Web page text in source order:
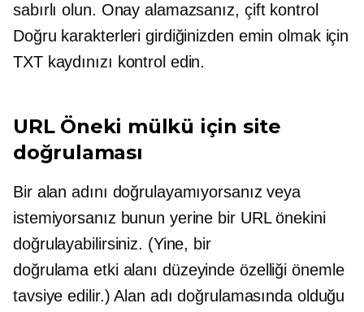
sabırlı olun. Onay alamazsanız, çift ​​kontrol
Doğru karakterleri girdiğinizden emin olmak için
TXT kaydınızı kontrol edin.
URL Öneki mülkü için site
doğrulaması
Bir alan adını doğrulayamıyorsanız veya
istemiyorsanız bunun yerine bir URL önekini
doğrulayabilirsiniz. (Yine, bir
doğrulamaetki alanı düzeyinde özelliği önemle
tavsiye edilir.) Alan adı doğrulamasında olduğu